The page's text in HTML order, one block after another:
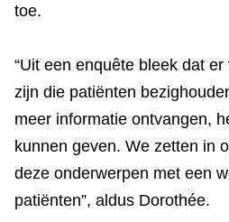
toe.
“Uit een enquête bleek dat er
zijn die patiënten
meer informatie ontvangen,
kunnen geven. We zetten in
deze onderwerpen met een
patiënten”, aldus Dorothée.